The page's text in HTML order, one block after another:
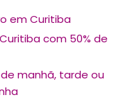
em Curitiba
com 50% de
manhã, tarde ou